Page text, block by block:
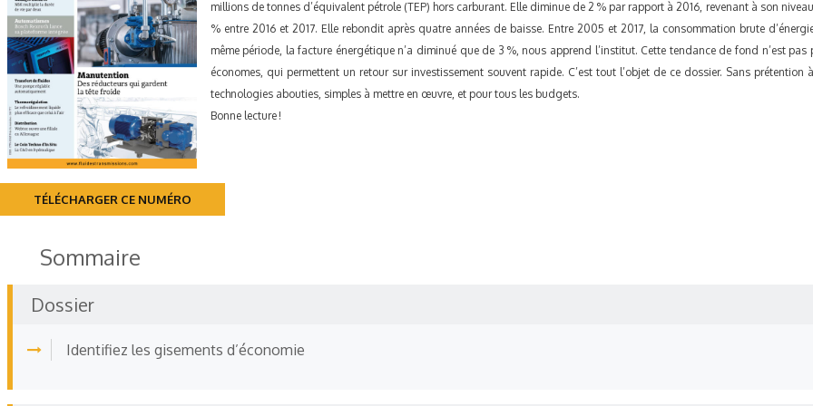
millions de tonnes d’équivalent pétrole (TEP) hors carburant. Elle diminue de 2 % par rapport à 2016, revenant à son
% entre 2016 et 2017. Elle rebondit après quatre années de baisse. Entre 2005 et 2017, la consommation brute
même période, la facture énergétique n’a diminué que de 3 %, nous apprend l’institut. Cette tendance de fond n’est
économes, qui permettent un retour sur investissement souvent rapide. C’est tout l’objet de ce dossier. Sans
technologies abouties, simples à mettre en œuvre, et pour tous les budgets.
Bonne lecture !
TÉLÉCHARGER CE NUMÉRO
Sommaire
Dossier
Identifiez les gisements d’économie